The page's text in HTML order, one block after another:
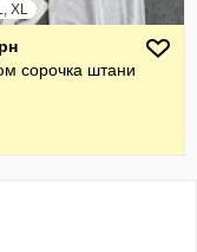
XL
сорочка штани